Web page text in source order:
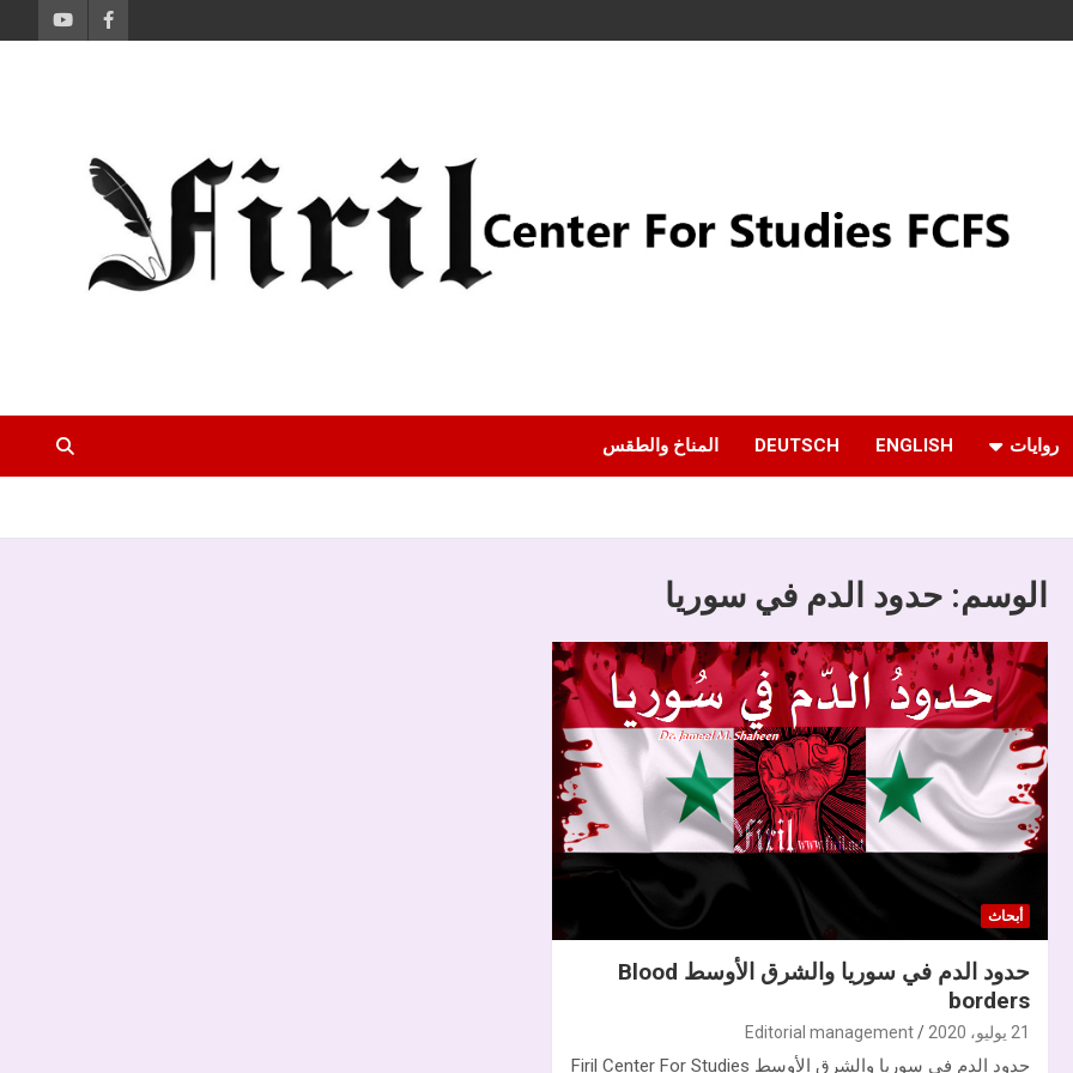
روايات ENGLISH
DEUTSCH المناخ والطقس
الوسم: حدود الدم في سوريا
أبحاث
حدود الدم في سوريا والشرق الأوسط Blood
borders
21 يوليو، 2020 Editorial management
حدود الدم في سوريا والشرق الأوسط Firil Center For Studies